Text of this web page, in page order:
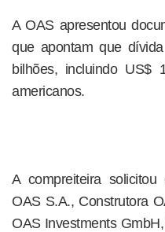
A OAS apresentou
que apontam que
bilhões, incluindo US$
americanos.
A compreiteira
OAS S.A., Construtora
OAS Investments